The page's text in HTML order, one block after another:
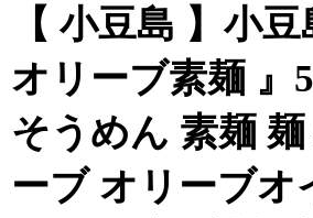
【 小豆島 】小
オリーブ素麺 』
そうめん 素麺 麺
ーブ オリーブオ